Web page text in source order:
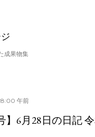
してメイン コンテ
成果物集
午前
】6月28日の日記